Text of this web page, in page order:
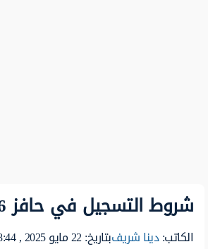
شروط التسجيل في حافز 1446
الكاتب:دينا شريفبتاريخ: 22 مايو 2025 , 18:44